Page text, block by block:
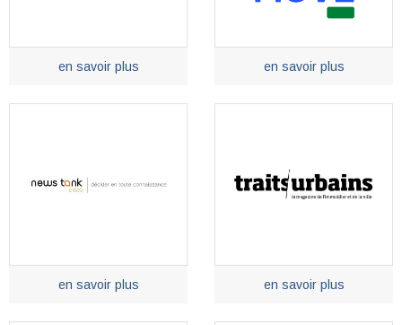
en savoir plus en savoir plus
en savoir plus en savoir plus